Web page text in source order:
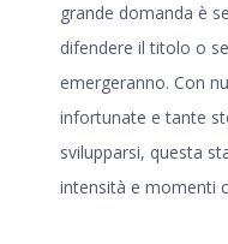
grande domanda è
difendere il titolo o
emergeranno. Con
infortunate e tante
svilupparsi, questa
intensità e momenti